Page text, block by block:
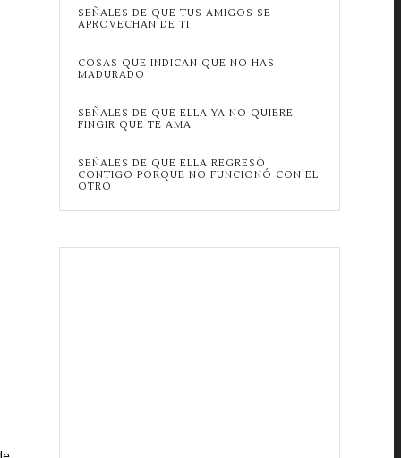
SEÑALES DE QUE TUS AMIGOS SE
APROVECHAN DE TI
COSAS QUE INDICAN QUE NO HAS
MADURADO
SEÑALES DE QUE ELLA YA NO QUIERE
FINGIR QUE TE AMA
SEÑALES DE QUE ELLA REGRESÓ
CONTIGO PORQUE NO FUNCIONÓ CON EL
OTRO